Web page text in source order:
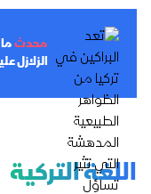
محدث
الزلازل
اللغة التركية